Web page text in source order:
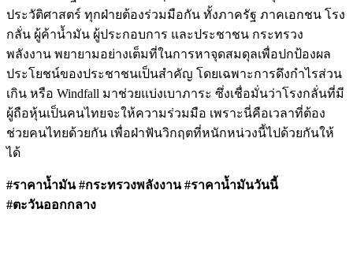
ประวัติศาสตร์ ทุกฝ่ายต้องร่วมมือกัน ทั้งภาครัฐ ภาคเอกชน โรง
กลั่น ผู้ค้าน้ำมัน ผู้ประกอบการ และประชาชน กระทรวง
พลังงาน พยายามอย่างเต็มที่ในการหาจุดสมดุลเพื่อปกป้องผล
ประโยชน์ของประชาชนเป็นสำคัญ โดยเฉพาะการดึงกำไรส่วน
เกิน หรือ Windfall มาช่วยแบ่งเบาภาระ ซึ่งเชื่อมั่นว่าโรงกลั่นที่มี
ผู้ถือหุ้นเป็นคนไทยจะให้ความร่วมมือ เพราะนี่คือเวลาที่ต้อง
ช่วยคนไทยด้วยกัน เพื่อฝ่าฟันวิกฤตที่หนักหน่วงนี้ไปด้วยกันให้
ได้
#ราคาน้ำมัน #กระทรวงพลังงาน #ราคาน้ำมันวันนี้
#ตะวันออกกลาง